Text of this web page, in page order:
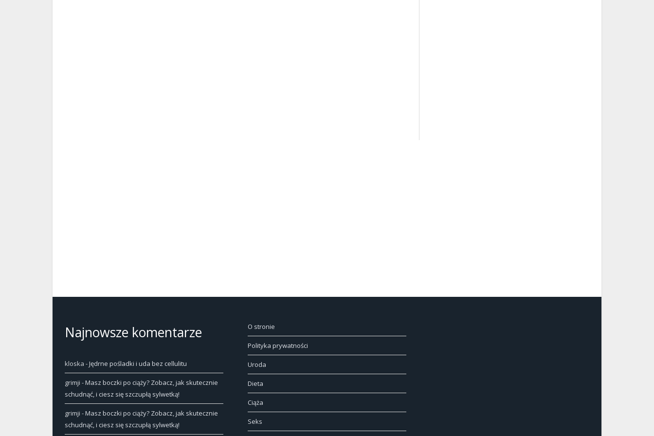
Najnowsze komentarze
kloska -Jędrne pośladki i uda bez cellulitu
grimji -Masz boczki po ciąży? Zobacz, jak skutecznie
schudnąć, i ciesz się szczupłą sylwetką!
grimji -Masz boczki po ciąży? Zobacz, jak skutecznie
schudnąć, i ciesz się szczupłą sylwetką!
O stronie
Polityka prywatności
Uroda
Dieta
Ciąża
Seks